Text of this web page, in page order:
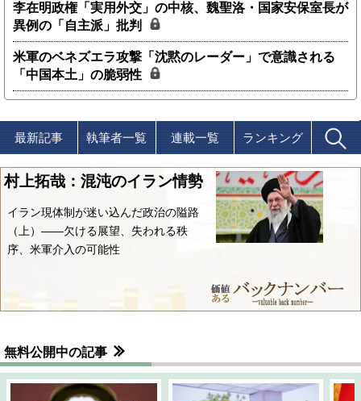
李在明政権「実用外交」の中核、魏聖洛・国家安保室長が
異例の「自主派」批判
米軍のベネズエラ攻撃「沈黙のレーダー」で意識される
「中国本土」の脆弱性
最新記事 執筆者一覧 連載一覧 ランキング
村上拓哉：混沌のイラン情勢
イラン現体制が迷い込んだ政治の隘路
（上）――欠ける展望、失われる秩
序、米軍介入の可能性
無料公開中の記事